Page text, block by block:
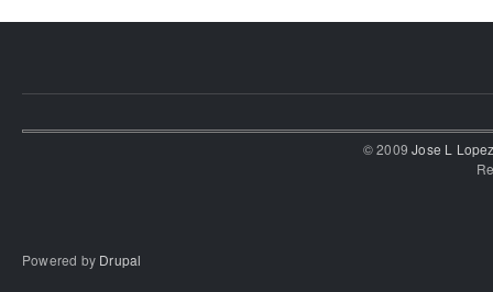
© 2009Jose L
Powered by Drupal